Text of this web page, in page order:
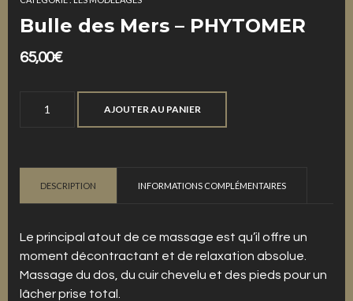
Bulle des Mers – PHYTOMER
65,00€
AJOUTER AU PANIER
DESCRIPTION INFORMATIONS COMPLÉMENTAIRES
Le principal atout de ce massage est qu’il offre un
moment décontractant et de relaxation absolue.
Massage du dos, du cuir chevelu et des pieds pour un
lâcher prise total.